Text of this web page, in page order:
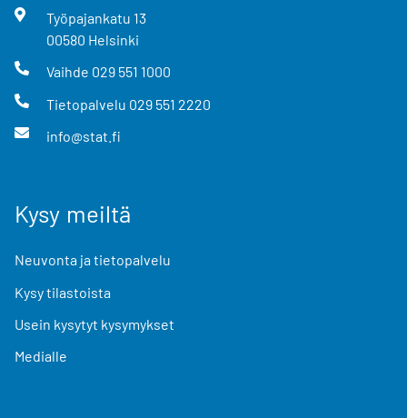
Työpajankatu 13
00580 Helsinki
Vaihde 029 551 1000
Tietopalvelu 029 551 2220
info@stat.fi
Kysy meiltä
Neuvonta ja tietopalvelu
Kysy tilastoista
Usein kysytyt kysymykset
Medialle